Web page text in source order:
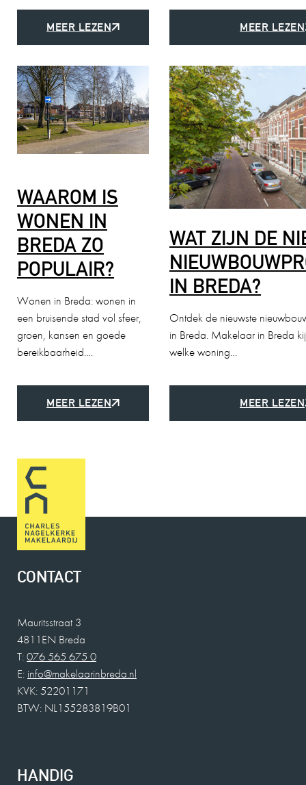
MEER LEZEN MEER LEZEN
WAAROM IS
WONEN IN
BREDA ZO
POPULAIR?
Wonen in Breda: wonen in
een bruisende stad vol sfeer,
groen, kansen en goede
bereikbaarheid.…
MEER LEZEN
WAT ZIJN DE
IN BREDA?
Ontdek de nieuwste
in Breda. Makelaar in Breda
welke woning…
MEER LEZEN
CONTACT
Mauritsstraat 3
4811EN Breda
T:076 565 675 0
E: info@makelaarinbreda.nl
KVK: 52201171
BTW: NL155283819B01
HANDIG